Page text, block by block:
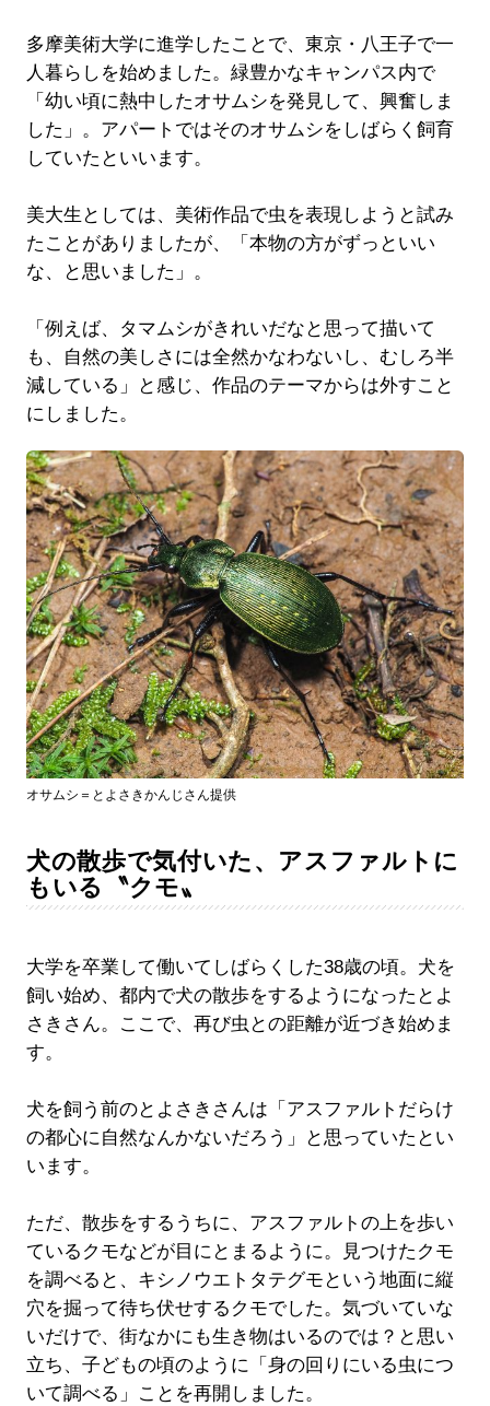
多摩美術大学に進学したことで、東京・八王子で一
人暮らしを始めました。緑豊かなキャンパス内で
「幼い頃に熱中したオサムシを発見して、興奮しま
した」。アパートではそのオサムシをしばらく飼育
していたといいます。
美大生としては、美術作品で虫を表現しようと試み
たことがありましたが、「本物の方がずっといい
な、と思いました」。
「例えば、タマムシがきれいだなと思って描いて
も、自然の美しさには全然かなわないし、むしろ半
減している」と感じ、作品のテーマからは外すこと
にしました。
オサムシ＝とよさきかんじさん提供
犬の散歩で気付いた、アスファルトに
もいる〝クモ〟
大学を卒業して働いてしばらくした38歳の頃。犬を
飼い始め、都内で犬の散歩をするようになったとよ
さきさん。ここで、再び虫との距離が近づき始めま
す。
犬を飼う前のとよさきさんは「アスファルトだらけ
の都心に自然なんかないだろう」と思っていたとい
います。
ただ、散歩をするうちに、アスファルトの上を歩い
ているクモなどが目にとまるように。見つけたクモ
を調べると、キシノウエトタテグモという地面に縦
穴を掘って待ち伏せするクモでした。気づいていな
いだけで、街なかにも生き物はいるのでは？と思い
立ち、子どもの頃のように「身の回りにいる虫につ
いて調べる」ことを再開しました。